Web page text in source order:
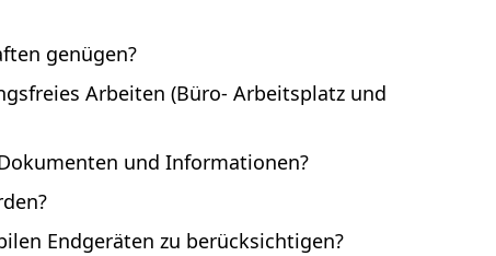
genügen?
Arbeiten (Büro- Arbeitsplatz und
und Informationen?
Endgeräten zu berücksichtigen?